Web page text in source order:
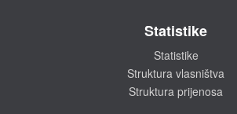
Statistike
Statistike
Struktura vlasništva
Struktura prijenosa